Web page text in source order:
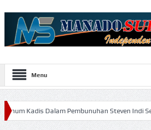
Menu
Pembunuhan Steven Indi Segera Terkuak